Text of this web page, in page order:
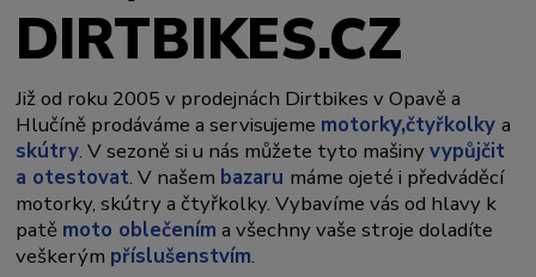
DIRTBIKES.CZ
Již od roku 2005 v prodejnách Dirtbikes v Opavě a
Hlučíně prodáváme a servisujeme motorky,čtyřkolkya
skútry. V sezoně si u nás můžete tyto mašinyvypůjčit
a otestovat. V našem bazaru máme ojeté i předváděcí
motorky, skútry a čtyřkolky. Vybavíme vás od hlavy k
patě moto oblečením a všechny vaše stroje doladíte
veškerým příslušenstvím.